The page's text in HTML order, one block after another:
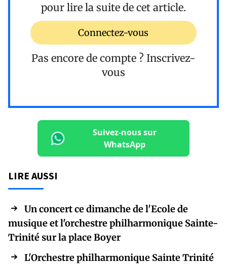
pour lire la suite de cet article.
Connectez-vous
Pas encore de compte ? Inscrivez-
vous
Suivez-nous sur
WhatsApp
LIRE AUSSI
Un concert ce dimanche de l'Ecole de
musique et l'orchestre philharmonique Sainte-
Trinité sur la place Boyer
L'Orchestre philharmonique Sainte Trinité